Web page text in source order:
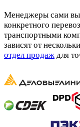
Менеджеры сами
конкретного
транспортными
зависят от
отдел продаж для